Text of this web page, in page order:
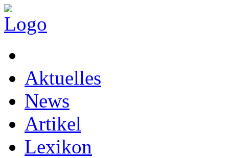
Aktuelles
News
Artikel
Lexikon